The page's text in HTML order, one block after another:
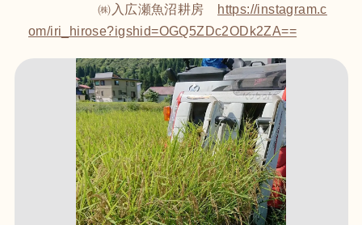
㈱入広瀬魚沼耕房 https://instagram.c
om/iri_hirose?igshid=OGQ5ZDc2ODk2ZA==